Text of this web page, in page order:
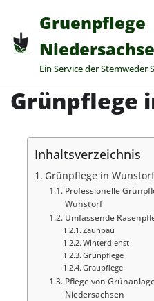
Zum
Inhalt
springen
Gruenpflege
Ein Service der Stemweder
Grünpflege
Inhaltsverzeichnis
Grünpflege in Wunstorf
Professionelle
Wunstorf
Umfassende
Zaunbau
Winterdienst
Grünpflege
Graupflege
Pflege von
Niedersachsen